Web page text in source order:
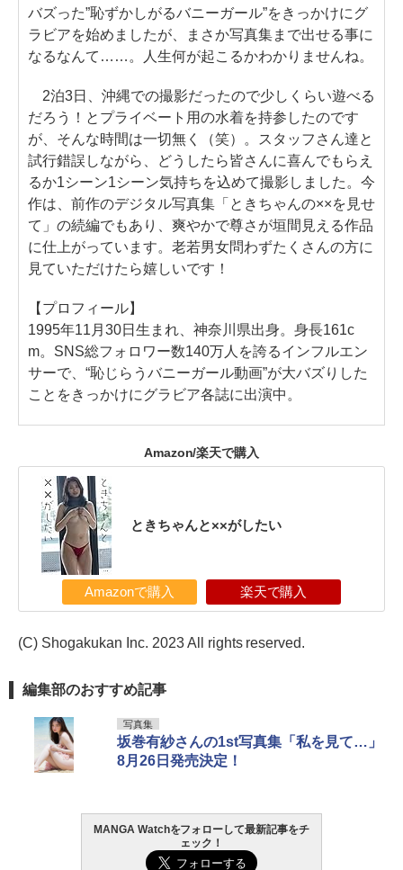
バズった”恥ずかしがるバニーガール”をきっかけにグ
ラビアを始めましたが、まさか写真集まで出せる事に
なるなんて……。人生何が起こるかわかりませんね。
2泊3日、沖縄での撮影だったので少しくらい遊べる
だろう！とプライベート用の水着を持参したのです
が、そんな時間は一切無く（笑）。スタッフさん達と
試行錯誤しながら、どうしたら皆さんに喜んでもらえ
るか1シーン1シーン気持ちを込めて撮影しました。今
作は、前作のデジタル写真集「ときちゃんの××を見せ
て」の続編でもあり、爽やかで尊さが垣間見える作品
に仕上がっています。老若男女問わずたくさんの方に
見ていただけたら嬉しいです！
【プロフィール】
1995年11月30日生まれ、神奈川県出身。身長161c
m。SNS総フォロワー数140万人を誇るインフルエン
サーで、“恥じらうバニーガール動画”が大バズりした
ことをきっかけにグラビア各誌に出演中。
Amazon/楽天で購入
ときちゃんと××がしたい
Amazonで購入 楽天で購入
(C) Shogakukan Inc. 2023 All rights reserved.
編集部のおすすめ記事
写真集
坂巻有紗さんの1st写真集「私を見て…」
8月26日発売決定！
MANGA Watchをフォローして最新記事をチ
ェック！